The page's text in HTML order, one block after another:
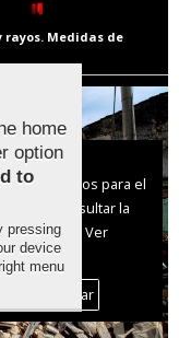
rayos. Medidas de
y de terceros para el
consultar la
Ver
y Cookies
Personalizar
home
option
to
pressing
device
menu